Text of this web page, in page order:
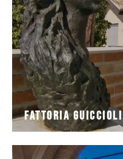
Fattoria Guiccioli
Fattoria Guiccioli